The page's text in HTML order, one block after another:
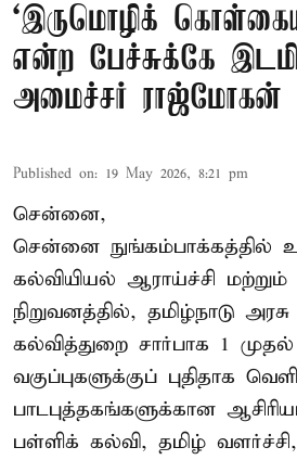
‘இருமொழிக்
என்ற பேச்சுக்கே
அமைச்சர் ராஜ்மோகன்
Published on: 19 May 2026, 8:21 pm
சென்னை,
சென்னை நுங்கம்பாக்கத்தில்
கல்வியியல் ஆராய்ச்சி மற்றும்
நிறுவனத்தில், தமிழ்நாடு
கல்வித்துறை சார்பாக 1
வகுப்புகளுக்குப் புதிதாக
பாடபுத்தகங்களுக்கான
பள்ளிக் கல்வி, தமிழ்